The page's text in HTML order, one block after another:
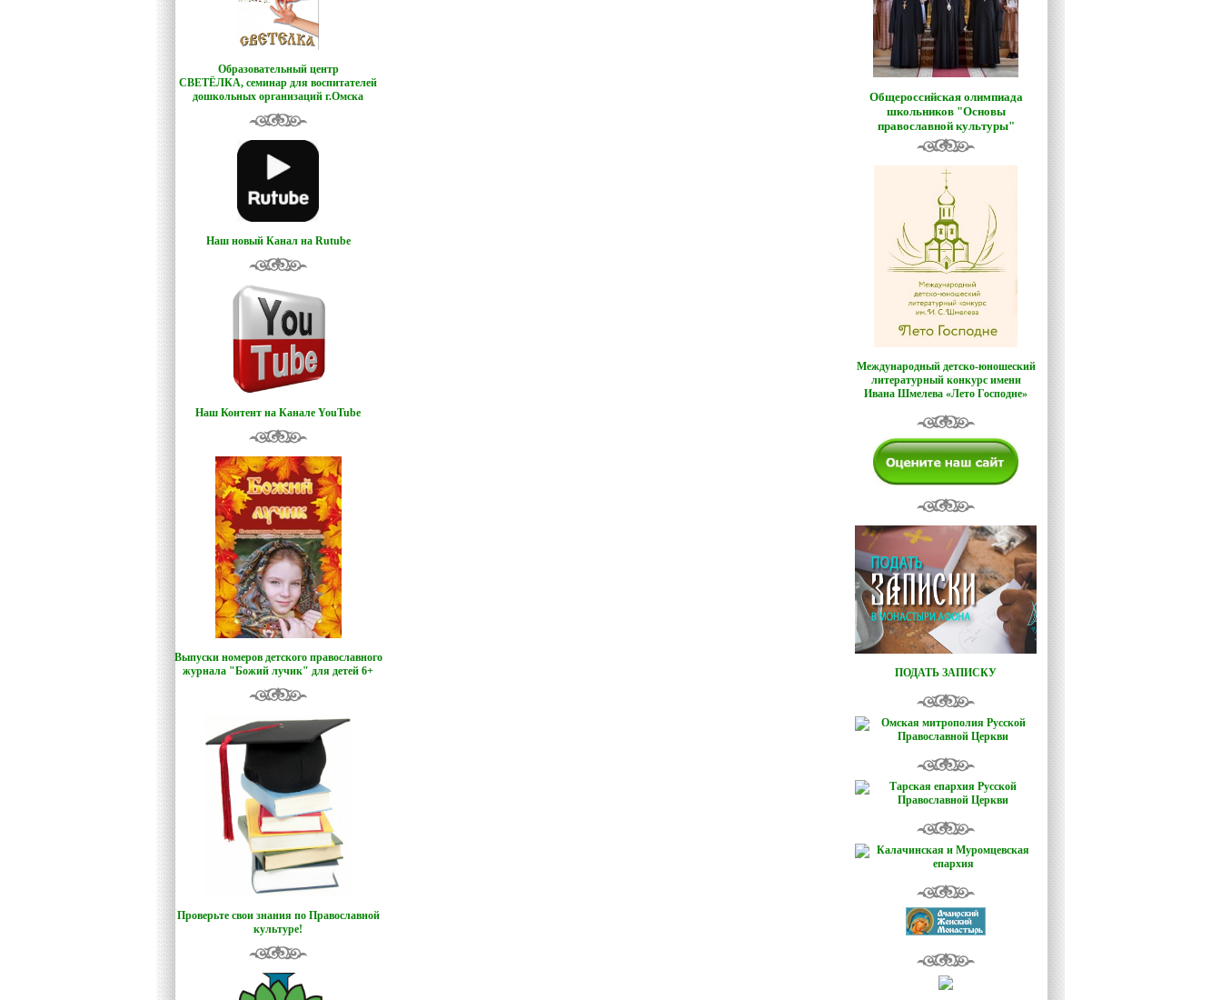
Образовательный центр
СВЕТЁЛКА, семинар для воспитателей
дошкольных организаций г.Омска
Наш новый Канал на Rutube
Наш Контент на Канале YouTube
Выпуски номеров детского православного
журнала "Божий лучик" для детей 6+
Проверьте свои знания по Православной
культуре!
Общероссийская олимпиада
школьников "Основы
православной культуры"
Международный детско-юношеский
литературный конкурс имени
Ивана Шмелева «Лето Господне»
ПОДАТЬ ЗАПИСКУ